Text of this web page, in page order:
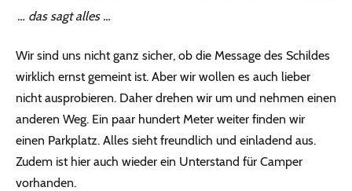
… das sagt alles …
Wir sind uns nicht ganz sicher, ob die Message des Schildes
wirklich ernst gemeint ist. Aber wir wollen es auch lieber
nicht ausprobieren. Daher drehen wir um und nehmen einen
anderen Weg. Ein paar hundert Meter weiter finden wir
einen Parkplatz. Alles sieht freundlich und einladend aus.
Zudem ist hier auch wieder ein Unterstand für Camper
vorhanden.